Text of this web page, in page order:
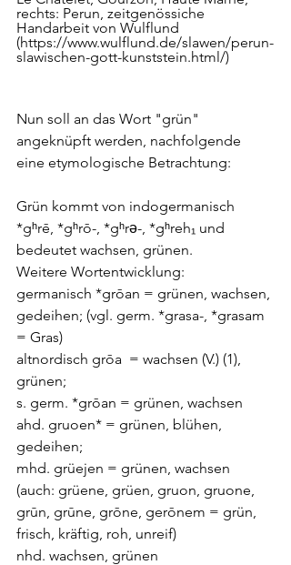
rechts: Perun, zeitgenössiche
Handarbeit von Wulflund
(https://www.wulflund.de/slawen/perun-
slawischen-gott-kunststein.html/)
Nun soll an das Wort "grün"
angeknüpft werden, nachfolgende
eine etymologische Betrachtung:
Grün kommt von indogermanisch
*gʰrē, *gʰrō-, *gʰrə-, *gʰreh₁ und
bedeutet wachsen, grünen.
Weitere Wortentwicklung:
germanisch *grōan = grünen, wachsen,
gedeihen; (vgl. germ. *grasa-, *grasam
= Gras)
altnordisch grōa  = wachsen (V.) (1),
grünen;
s. germ. *grōan = grünen, wachsen
ahd. gruoen* = grünen, blühen,
gedeihen;
mhd. grüejen = grünen, wachsen
(auch: grüene, grüen, gruon, gruone,
grūn, grūne, grōne, gerōnem = grün,
frisch, kräftig, roh, unreif)
nhd. wachsen, grünen